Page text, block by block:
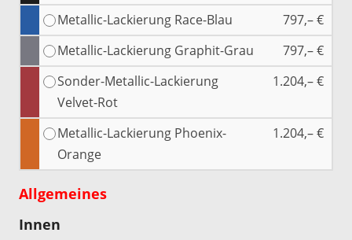
Metallic-Lackierung Race-Blau
797,– €
Metallic-Lackierung Graphit-Grau
797,– €
Sonder-Metallic-Lackierung
Velvet-Rot
1.204,– €
Metallic-Lackierung Phoenix-
Orange
1.204,– €
Allgemeines
Innen